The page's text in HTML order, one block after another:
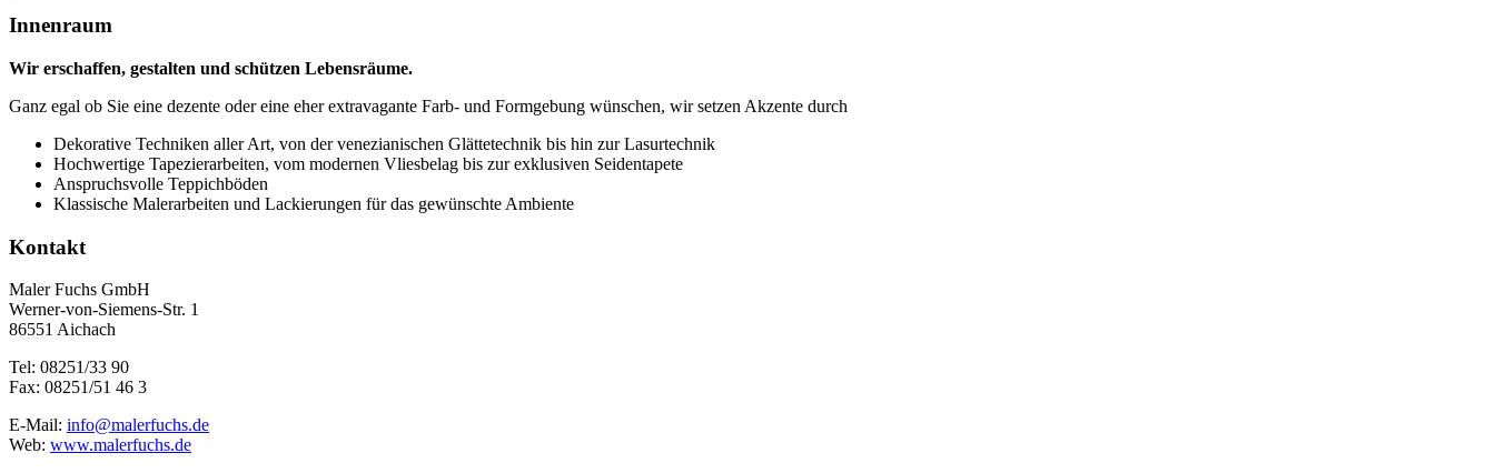
Innenraum
Wir erschaffen, gestalten und schützen Lebensräume.
Ganz egal ob Sie eine dezente oder eine eher extravagante Farb- und Formgebung wünschen, wir setzen Akzente durch
Dekorative Techniken aller Art, von der venezianischen Glättetechnik bis hin zur Lasurtechnik
Hochwertige Tapezierarbeiten, vom modernen Vliesbelag bis zur exklusiven Seidentapete
Anspruchsvolle Teppichböden
Klassische Malerarbeiten und Lackierungen für das gewünschte Ambiente
Kontakt
Maler Fuchs GmbH
Werner-von-Siemens-Str. 1
86551 Aichach
Tel: 08251/33 90
Fax: 08251/51 46 3
E-Mail: info@malerfuchs.de
Web: www.malerfuchs.de